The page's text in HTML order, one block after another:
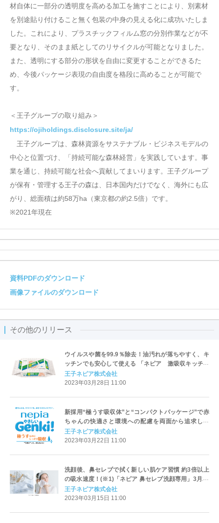
材自体に一部分の透明度を高める加工を施すことにより、別素材
を別途貼り付けること無く包装の中身の見える化に成功いたしま
した。これにより、プラスチックフィルム窓の分別作業などが不
要となり、そのまま紙としてのリサイクルが可能となりました。
また、透明にする部分の形状を自由に変更することができるた
め、今後パッケージ表現の自由度を格段に高めることが可能で
す。
＜王子グループの取り組み＞
https://ojiholdings.disclosure.site/ja/
王子グループは、森林資源をサステナブル・ビジネスモデルの
中心と位置づけ、「持続可能な森林経営」を実践しています。事
業を通じ、持続可能な社会へ貢献してまいります。王子グループ
が保有・管理する王子の森は、日本国内だけでなく、海外にも広
がり、総面積は約58万ha（東京都の約2.5倍）です。
※2021年現在
資料PDFのダウンロード
画像ファイルのダウンロード
その他のリリース
ウイルスや菌を99.9％除去！油汚れが落ちやすく、キ
ッチンでも安心して使える 「ネピア 激吸収キッチン
ウエットティシュ」2023年4月1日（土）リニューアル
発売
王子ネピア株式会社
2023年03月28日 11:00
新採用“極うす吸収体”と“コンパクトパッケージ”で赤
ちゃんの快適さと環境への配慮を両面から追求した
『ネピア やさしいGenki!』 2023年4月発売！
王子ネピア株式会社
2023年03月22日 11:00
洗顔後、鼻セレブで拭く新しい肌ケア習慣 約3倍以上
の吸水速度！(※1)「ネピア 鼻セレブ洗顔専用」3月22
日（水）発売 ！
王子ネピア株式会社
2023年03月15日 11:00